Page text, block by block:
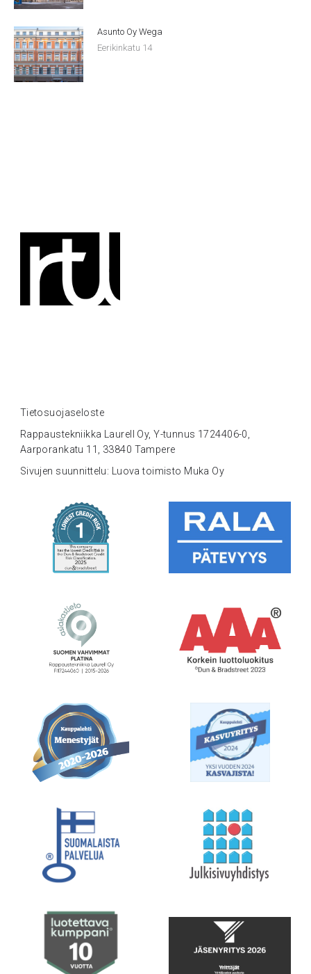
Asunto Oy Wega
Eerikinkatu 14
Tietosuojaseloste
Rappaustekniikka Laurell Oy, Y-tunnus 1724406-0,
Aarporankatu 11, 33840 Tampere
Sivujen suunnittelu: Luova toimisto Muka Oy